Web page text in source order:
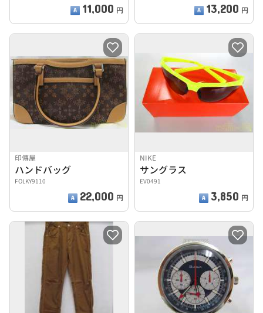
11,000 円 13,200 円
印傳屋
ハンドバッグ
FOLKY9110
22,000 円
NIKE
サングラス
EV0491
3,850 円